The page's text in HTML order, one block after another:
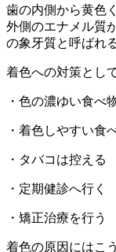
歯の内側から黄色
外側のエナメル質
の象牙質と呼ばれ
着色への対策とし
・色の濃ゆい食べ
・着色しやすい食
・タバコは控える
・定期健診へ行く
・矯正治療を行う
着色の原因にはこ